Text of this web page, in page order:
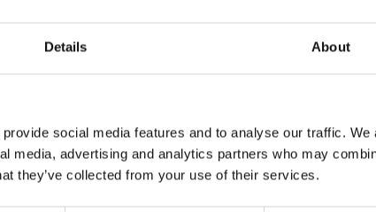
Details About
social media features and to analyse our traffic. We
media, advertising and analytics partners who may
they’ve collected from your use of their services.
Enlaces de archivo en Oracle, que
Cumplimiento totalcon los
electrónica.